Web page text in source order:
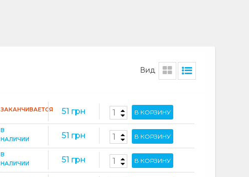
Вид
ЗАКАНЧИВАЕТСЯ 51 грн В КОРЗИНУ
В
НАЛИЧИИ
51 грн В КОРЗИНУ
В
НАЛИЧИИ
51 грн В КОРЗИНУ